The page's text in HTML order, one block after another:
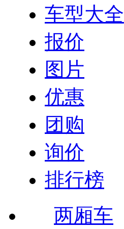
车型大全
报价
图片
优惠
团购
询价
排行榜
两厢车